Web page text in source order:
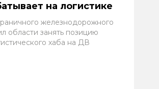
на логистике
железнодорожного
области занять позицию
хаба на ДВ